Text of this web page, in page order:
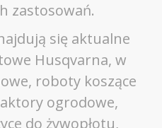
zastosowań.
się aktualne
Husqvarna, w
roboty koszące
ogrodowe,
do żywopłotu,